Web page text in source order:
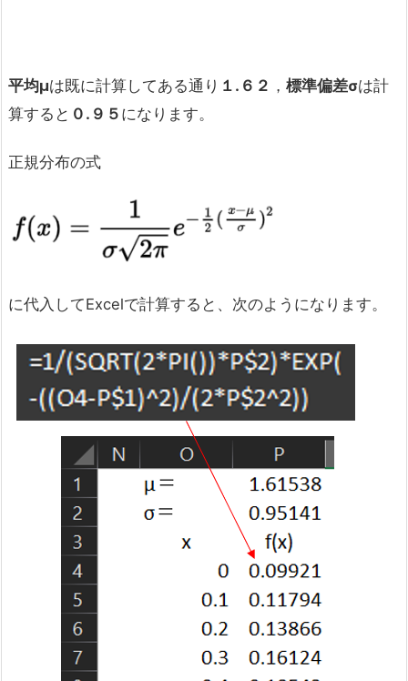
平均μは既に計算してある通り １ . ６２ ， 標準偏差σは計
算すると ０ . ９５ になります。
正規分布の式
に代入してExcelで計算すると、次のようになります。